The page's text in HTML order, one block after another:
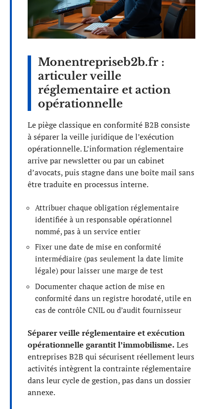
Monentrepriseb2b.fr :
articuler veille
réglementaire et action
opérationnelle
Le piège classique en conformité B2B consiste
à séparer la veille juridique de l’exécution
opérationnelle. L’information réglementaire
arrive par newsletter ou par un cabinet
d’avocats, puis stagne dans une boîte mail sans
être traduite en processus interne.
Attribuer chaque obligation réglementaire
identifiée à un responsable opérationnel
nommé, pas à un service entier
Fixer une date de mise en conformité
intermédiaire (pas seulement la date limite
légale) pour laisser une marge de test
Documenter chaque action de mise en
conformité dans un registre horodaté, utile en
cas de contrôle CNIL ou d’audit fournisseur
Séparer veille réglementaire et exécution
opérationnelle garantit l’immobilisme. Les
entreprises B2B qui sécurisent réellement leurs
activités intègrent la contrainte réglementaire
dans leur cycle de gestion, pas dans un dossier
annexe.